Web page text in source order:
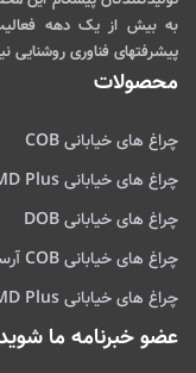
به بیش از یک دهه
پیشرفتهای فناوری روشنایی
محصولات
چراغ های خیابانی COB
چراغ های خیابانی SMD Plus
چراغ های خیابانی DOB
چراغ های خیابانی COB آرسس
چراغ های خیابانی SMD Plus آرسس
عضو خبرنامه ما